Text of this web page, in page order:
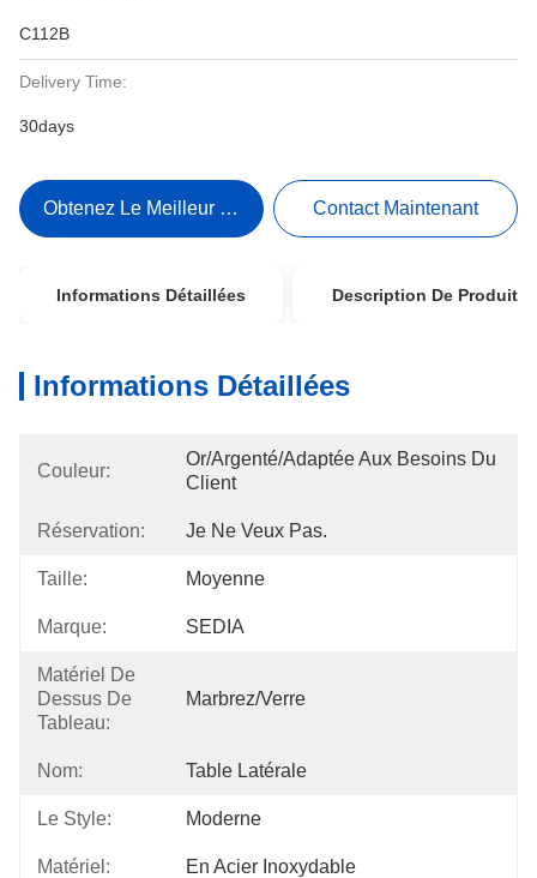
C112B
Delivery Time:
30days
Obtenez Le Meilleur Prix Contact Maintenant
Informations Détaillées Description De Produit
Informations Détaillées
Couleur:
Or/argenté/adaptée Aux Besoins Du
Client
Réservation: Je Ne Veux Pas.
Taille: Moyenne
Marque: SEDIA
Matériel De
Dessus De
Tableau:
Marbrez/verre
Nom: Table Latérale
Le Style: Moderne
Matériel: En Acier Inoxydable